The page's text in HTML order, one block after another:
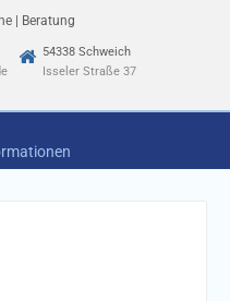
| Beratung
54338 Schweich
Isseler Straße 37